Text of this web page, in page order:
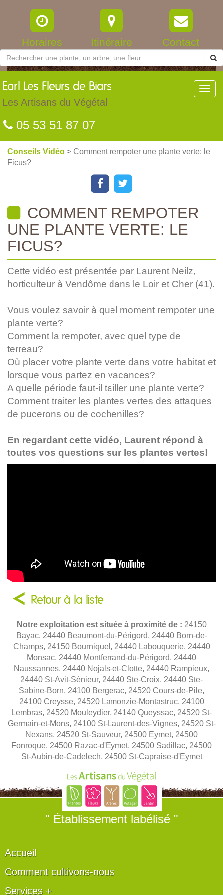
Horaires Itinéraire Contact
Earl Les Fleurs de Biars
Les Artisans du Végétal
05 53 51 87 07
Conseils Vidéo > Comment rempoter une plante verte: le
Ficus?
COMMENT REMPOTER
UNE PLANTE VERTE: LE
FICUS?
Cette vidéo est présentée par Laurent Neilz,
horticulteur à Vendôme dans le Loir et Cher (41).
Vous voulez savoir à quel moment rempoter une
plante verte?
Comment la rempoter, avec quel type de
terreau?
Où placer votre plante verte dans votre habitat et
lorsque vous partez en vacances?
A quelle période faut-il tailler une plante verte?
Comment traiter les plantes vertes des attaques
de pucerons ou de cochenilles?
En regardant cette vidéo, Laurent répond à
toutes vos questions sur les plantes vertes!
Retour à la liste
Notre exploitation est située à proximité de : 24150
Bayac, 24440 Beaumont-du-Périgord, 24440 Born-de-
Champs, 24150 Bourniquel, 24440 Labouquerie, 24440
Monsac, 24440 Montferrand-du-Périgord, 24440
Naussannes, 24440 Nojals-et-Clotte, 24440 Rampieux,
24440 St-Avit-Sénieur, 24440 Ste-Croix, 24440 Ste-
Sabine-Born, 24100 Bergerac, 24520 Cours-de-Pile,
24100 Creysse, 24520 Lamonzie-Montastruc, 24100
Lembras, 24520 Mouleydier, 24140 Queyssac, 24520 St-
Germain-et-Mons, 24100 St-Laurent-des-Vignes, 24520 St-
Nexans, 24520 St-Sauveur, 24500 Eymet, 24500
Fonroque, 24500 Razac-d'Eymet, 24500 Sadillac, 24500
St-Aubin-de-Cadelech, 24500 St-Capraise-d'Eymet
" Établissement labélisé "
Accueil
Comment cultivons-nous
Services +